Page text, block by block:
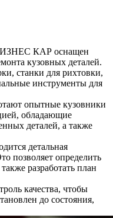
КАР оснащен
кузовных деталей.
станки для рихтовки,
инструменты для
опытные кузовники
обладающие
деталей, а также
детальная
позволяет определить
разработать план
качества, чтобы
до состояния,